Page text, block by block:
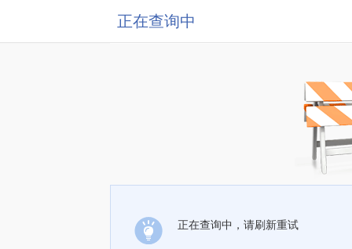
正在查询中
正在查询中，请刷新重试